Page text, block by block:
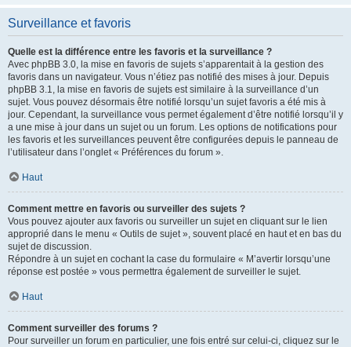
Surveillance et favoris
Quelle est la différence entre les favoris et la surveillance ?
Avec phpBB 3.0, la mise en favoris de sujets s’apparentait à la gestion des
favoris dans un navigateur. Vous n’étiez pas notifié des mises à jour. Depuis
phpBB 3.1, la mise en favoris de sujets est similaire à la surveillance d’un
sujet. Vous pouvez désormais être notifié lorsqu’un sujet favoris a été mis à
jour. Cependant, la surveillance vous permet également d’être notifié lorsqu’il y
a une mise à jour dans un sujet ou un forum. Les options de notifications pour
les favoris et les surveillances peuvent être configurées depuis le panneau de
l’utilisateur dans l’onglet « Préférences du forum ».
Haut
Comment mettre en favoris ou surveiller des sujets ?
Vous pouvez ajouter aux favoris ou surveiller un sujet en cliquant sur le lien
approprié dans le menu « Outils de sujet », souvent placé en haut et en bas du
sujet de discussion.
Répondre à un sujet en cochant la case du formulaire « M’avertir lorsqu’une
réponse est postée » vous permettra également de surveiller le sujet.
Haut
Comment surveiller des forums ?
Pour surveiller un forum en particulier, une fois entré sur celui-ci, cliquez sur le